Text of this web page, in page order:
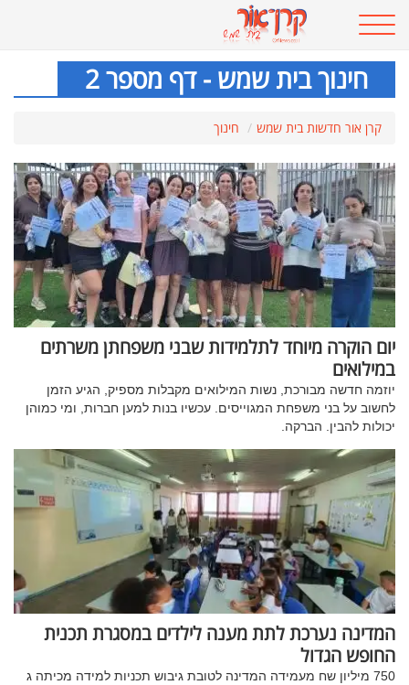
חינוך בית שמש - דף מספר 2
קרן אור חדשות בית שמש חינוך
יום הוקרה מיוחד לתלמידות שבני משפחתן משרתים
במילואים
יוזמה חדשה מבורכת, נשות המילואים מקבלות מספיק, הגיע הזמן
לחשוב על בני משפחת המגוייסים. עכשיו בנות למען חברות, ומי כמוהן
יכולות להבין. הברקה.
המדינה נערכת לתת מענה לילדים במסגרת תכנית
החופש הגדול
750 מיליון שח מעמידה המדינה לטובת גיבוש תכניות למידה מכיתה ג